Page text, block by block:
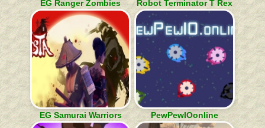
EG Ranger Zombies Robot Terminator T Rex
EG Samurai Warriors PewPewIOonline